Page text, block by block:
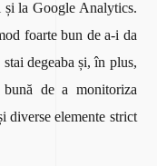
la Google Analytics.
foarte bun de a-i da
degeaba și, în plus,
de a monitoriza
diverse elemente strict